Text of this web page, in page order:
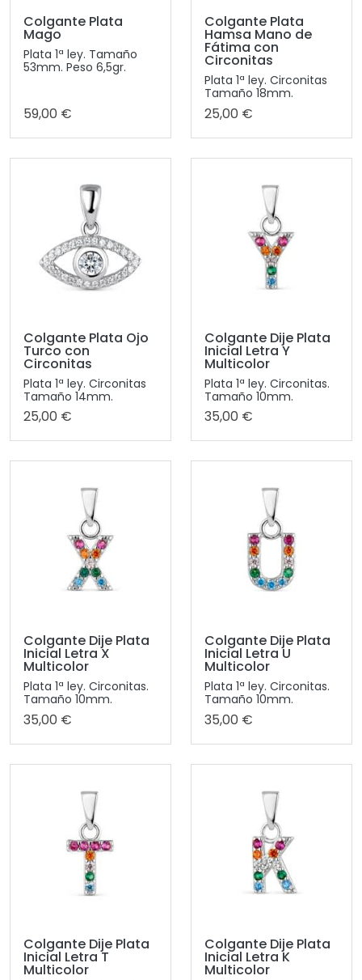
Colgante Plata
Mago
Plata 1ª ley. Tamaño
53mm. Peso 6,5gr.
59,00 €
Colgante Plata
Hamsa Mano de
Fátima con
Circonitas
Plata 1ª ley. Circonitas
Tamaño 18mm.
25,00 €
Colgante Plata Ojo
Turco con
Circonitas
Plata 1ª ley. Circonitas
Tamaño 14mm.
25,00 €
Colgante Dije Plata
Inicial Letra Y
Multicolor
Plata 1ª ley. Circonitas.
Tamaño 10mm.
35,00 €
Colgante Dije Plata
Inicial Letra X
Multicolor
Plata 1ª ley. Circonitas.
Tamaño 10mm.
35,00 €
Colgante Dije Plata
Inicial Letra U
Multicolor
Plata 1ª ley. Circonitas.
Tamaño 10mm.
35,00 €
Colgante Dije Plata
Inicial Letra T
Multicolor
Colgante Dije Plata
Inicial Letra K
Multicolor